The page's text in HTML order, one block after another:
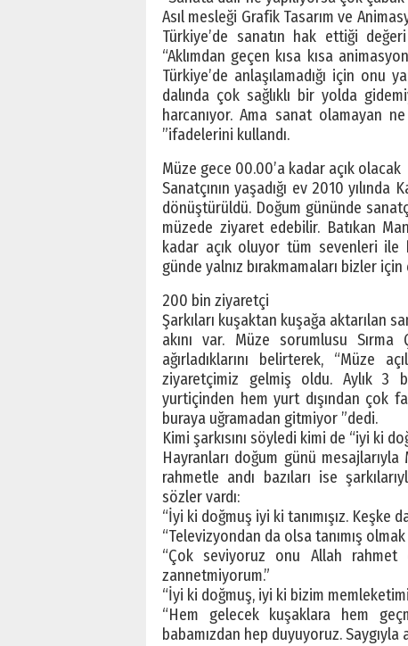
Asıl mesleği Grafik Tasarım ve
Türkiye’de sanatın hak ettiği
“Aklımdan geçen kısa kısa
Türkiye’de anlaşılamadığı için
dalında çok sağlıklı bir yolda
harcanıyor. Ama sanat olamayan
”ifadelerini kullandı.
Müze gece 00.00’a kadar açık olacak
Sanatçının yaşadığı ev 2010
dönüştürüldü. Doğum gününde
müzede ziyaret edebilir. Batıkan
kadar açık oluyor tüm sevenleri
günde yalnız bırakmamaları bizler
200 bin ziyaretçi
Şarkıları kuşaktan kuşağa aktarılan
akını var. Müze sorumlusu
ağırladıklarını belirterek, “Müze
ziyaretçimiz gelmiş oldu. Aylık 3
yurtiçinden hem yurt dışından çok
buraya uğramadan gitmiyor ”dedi.
Kimi şarkısını söyledi kimi de “iyi ki
Hayranları doğum günü mesajlarıyla
rahmetle andı bazıları ise
sözler vardı:
“İyi ki doğmuş iyi ki tanımışız. Keşke
“Televizyondan da olsa tanımış
“Çok seviyoruz onu Allah rahmet
zannetmiyorum.”
“İyi ki doğmuş, iyi ki bizim
“Hem gelecek kuşaklara hem
babamızdan hep duyuyoruz. Saygıyla